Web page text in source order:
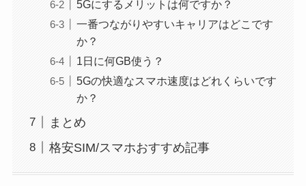
5Gにするメリットは何ですか？
一番つながりやすいキャリアはどこです
か？
1日に何GB使う？
5Gの快適なスマホ速度はどれくらいです
か？
まとめ
格安SIM/スマホおすすめ記事